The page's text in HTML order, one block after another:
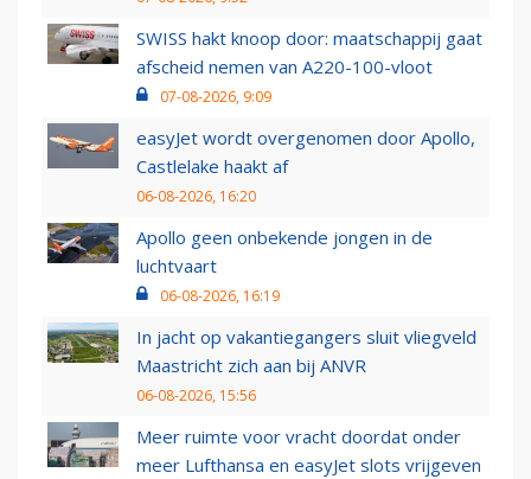
SWISS hakt knoop door: maatschappij gaat
afscheid nemen van A220-100-vloot
07-08-2026, 9:09
easyJet wordt overgenomen door Apollo,
Castlelake haakt af
06-08-2026, 16:20
Apollo geen onbekende jongen in de
luchtvaart
06-08-2026, 16:19
In jacht op vakantiegangers sluit vliegveld
Maastricht zich aan bij ANVR
06-08-2026, 15:56
Meer ruimte voor vracht doordat onder
meer Lufthansa en easyJet slots vrijgeven